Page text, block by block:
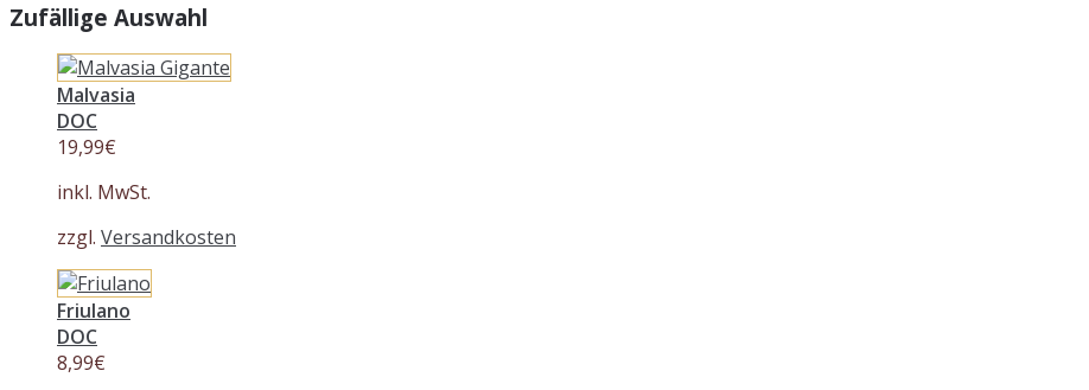
Zufällige Auswahl
Malvasia
DOC
19,99€
inkl. MwSt.
zzgl. Versandkosten
Friulano
DOC
8,99€